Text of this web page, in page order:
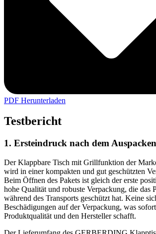
PDF Herunterladen
Testbericht
1. Ersteindruck nach dem Auspacken
Der Klappbare Tisch mit Grillfunktion der
wird in einer kompakten und gut geschützten
Beim Öffnen des Pakets ist gleich der erste
hohe Qualität und robuste Verpackung, die das
während des Transports geschützt hat. Keine
Beschädigungen auf der Verpackung, was
Produktqualität und den Hersteller schafft.